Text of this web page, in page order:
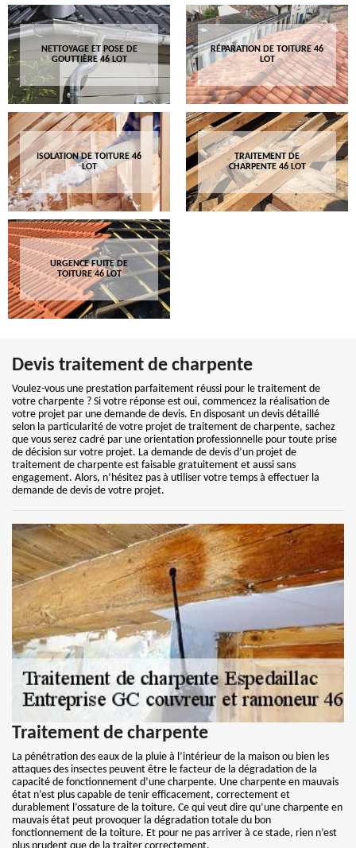
NETTOYAGE ET POSE DE
GOUTTIÈRE 46 LOT
RÉPARATION DE TOITURE 46
LOT
ISOLATION DE TOITURE 46
LOT
TRAITEMENT DE
CHARPENTE 46 LOT
URGENCE FUITE DE
TOITURE 46 LOT
Devis traitement de charpente
Voulez-vous une prestation parfaitement réussi pour le traitement de
votre charpente ? Si votre réponse est oui, commencez la réalisation de
votre projet par une demande de devis. En disposant un devis détaillé
selon la particularité de votre projet de traitement de charpente, sachez
que vous serez cadré par une orientation professionnelle pour toute prise
de décision sur votre projet. La demande de devis d’un projet de
traitement de charpente est faisable gratuitement et aussi sans
engagement. Alors, n’hésitez pas à utiliser votre temps à effectuer la
demande de devis de votre projet.
Traitement de charpente
La pénétration des eaux de la pluie à l’intérieur de la maison ou bien les
attaques des insectes peuvent être le facteur de la dégradation de la
capacité de fonctionnement d’une charpente. Une charpente en mauvais
état n’est plus capable de tenir efficacement, correctement et
durablement l’ossature de la toiture. Ce qui veut dire qu’une charpente en
mauvais état peut provoquer la dégradation totale du bon
fonctionnement de la toiture. Et pour ne pas arriver à ce stade, rien n’est